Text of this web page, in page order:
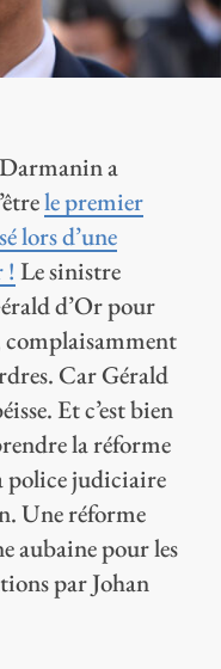
a
le premier
lors d’une
! Le sinistre
d’Or pour
complaisamment
Car Gérald
Et c’est bien
la réforme
police judiciaire
Une réforme
aubaine pour les
par Johan